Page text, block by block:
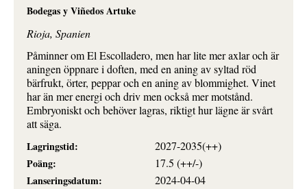
Bodegas y Viñedos Artuke
Rioja, Spanien
Påminner om El Escolladero, men har lite mer axlar och är
aningen öppnare i doften, med en aning av syltad röd
bärfrukt, örter, peppar och en aning av blommighet. Vinet
har än mer energi och driv men också mer motstånd.
Embryoniskt och behöver lagras, riktigt hur lägne är svårt
att säga.
Lagringstid:
2027-2035(++)
Poäng:
17.5 (++/-)
Lanseringsdatum:
2024-04-04